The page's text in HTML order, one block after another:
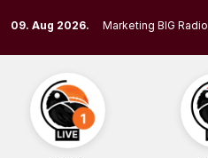
to
content
09. Aug 2026. Marketing BIG Radio